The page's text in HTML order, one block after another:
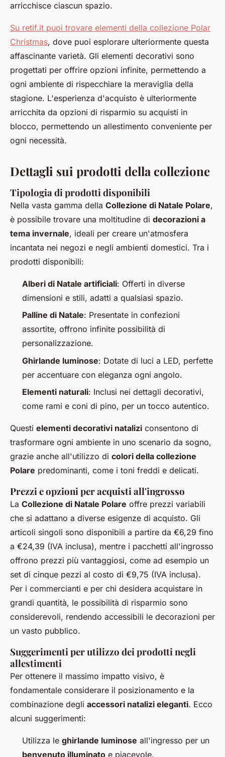
arricchisce ciascun spazio.
Su retif.it puoi trovare elementi della collezione Polar
Christmas, dove puoi esplorare ulteriormente questa
affascinante varietà. Gli elementi decorativi sono
progettati per offrire opzioni infinite, permettendo a
ogni ambiente di rispecchiare la meraviglia della
stagione. L'esperienza d'acquisto è ulteriormente
arricchita da opzioni di risparmio su acquisti in
blocco, permettendo un allestimento conveniente per
ogni necessità.
Dettagli sui prodotti della collezione
Tipologia di prodotti disponibili
Nella vasta gamma della Collezione di Natale Polare,
è possibile trovare una moltitudine di decorazioni a
tema invernale, ideali per creare un'atmosfera
incantata nei negozi e negli ambienti domestici. Tra i
prodotti disponibili:
Alberi di Natale artificiali: Offerti in diverse
dimensioni e stili, adatti a qualsiasi spazio.
Palline di Natale: Presentate in confezioni
assortite, offrono infinite possibilità di
personalizzazione.
Ghirlande luminose: Dotate di luci a LED, perfette
per accentuare con eleganza ogni angolo.
Elementi naturali: Inclusi nei dettagli decorativi,
come rami e coni di pino, per un tocco autentico.
Questi elementi decorativi natalizi consentono di
trasformare ogni ambiente in uno scenario da sogno,
grazie anche all'utilizzo di colori della collezione
Polare predominanti, come i toni freddi e delicati.
Prezzi e opzioni per acquisti all'ingrosso
La Collezione di Natale Polare offre prezzi variabili
che si adattano a diverse esigenze di acquisto. Gli
articoli singoli sono disponibili a partire da €6,29 fino
a €24,39 (IVA inclusa), mentre i pacchetti all'ingrosso
offrono prezzi più vantaggiosi, come ad esempio un
set di cinque pezzi al costo di €9,75 (IVA inclusa).
Per i commercianti e per chi desidera acquistare in
grandi quantità, le possibilità di risparmio sono
considerevoli, rendendo accessibili le decorazioni per
un vasto pubblico.
Suggerimenti per utilizzo dei prodotti negli
allestimenti
Per ottenere il massimo impatto visivo, è
fondamentale considerare il posizionamento e la
combinazione degli accessori natalizi eleganti. Ecco
alcuni suggerimenti:
Utilizza le ghirlande luminose all'ingresso per un
benvenuto illuminato e piacevole.